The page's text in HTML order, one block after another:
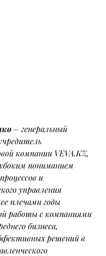
– генеральный
компании VEVA.KZ,
пониманием
и
управления
плечами годы
работы с компаниями
бизнеса,
решений в